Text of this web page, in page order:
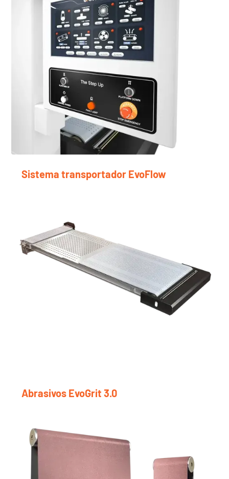
Sistema transportador EvoFlow
Abrasivos EvoGrit 3.0